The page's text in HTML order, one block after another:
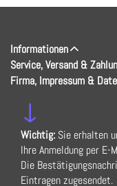
Informationen
Service, Versand &
Firma, Impressum &
↓
Wichtig: Sie erhalten
Ihre Anmeldung per
Die
Eintragen zugesendet.